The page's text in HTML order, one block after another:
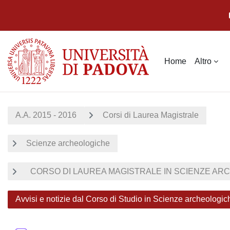
Home Altro
A.A. 2015 - 2016 Corsi di Laurea Magistrale
Scienze archeologiche
CORSO DI LAUREA MAGISTRALE IN SCIENZE
Avvisi e notizie dal Corso di Studio in Scienze